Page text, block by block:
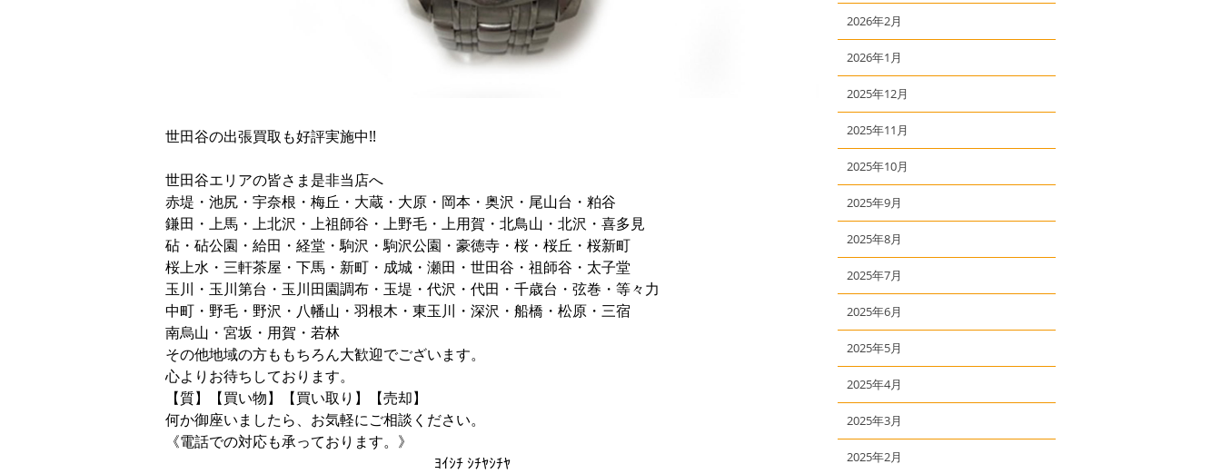
世田谷の出張買取も好評実施中!!
世田谷エリアの皆さま是非当店へ
赤堤・池尻・宇奈根・梅丘・大蔵・大原・岡本・奥沢・尾山台・粕谷
鎌田・上馬・上北沢・上祖師谷・上野毛・上用賀・北鳥山・北沢・喜多見
砧・砧公園・給田・経堂・駒沢・駒沢公園・豪徳寺・桜・桜丘・桜新町
桜上水・三軒茶屋・下馬・新町・成城・瀬田・世田谷・祖師谷・太子堂
玉川・玉川第台・玉川田園調布・玉堤・代沢・代田・千歳台・弦巻・等々力
中町・野毛・野沢・八幡山・羽根木・東玉川・深沢・船橋・松原・三宿
南烏山・宮坂・用賀・若林
その他地域の方ももちろん大歓迎でございます。
心よりお待ちしております。
【質】【買い物】【買い取り】【売却】
何か御座いましたら、お気軽にご相談ください。
《電話での対応も承っております。》
ﾖｲｼﾁ ｼﾁﾔｼﾁﾔ
2026年2月
2026年1月
2025年12月
2025年11月
2025年10月
2025年9月
2025年8月
2025年7月
2025年6月
2025年5月
2025年4月
2025年3月
2025年2月